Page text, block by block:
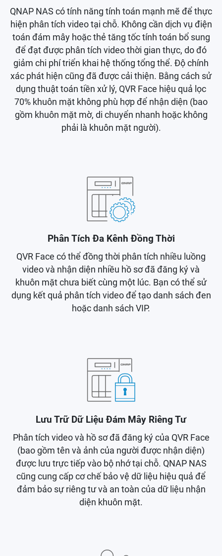
QNAP NAS có tính năng tính toán mạnh mẽ để thực
hiện phân tích video tại chỗ. Không cần dịch vụ điện
toán đám mây hoặc thẻ tăng tốc tính toán bổ sung
để đạt được phân tích video thời gian thực, do đó
giảm chi phí triển khai hệ thống tổng thể. Độ chính
xác phát hiện cũng đã được cải thiện. Bằng cách sử
dụng thuật toán tiền xử lý, QVR Face hiệu quả lọc
70% khuôn mặt không phù hợp để nhận diện (bao
gồm khuôn mặt mờ, di chuyển nhanh hoặc không
phải là khuôn mặt người).
Phân Tích Đa Kênh Đồng Thời
QVR Face có thể đồng thời phân tích nhiều luồng
video và nhận diện nhiều hồ sơ đã đăng ký và
khuôn mặt chưa biết cùng một lúc. Bạn có thể sử
dụng kết quả phân tích video để tạo danh sách đen
hoặc danh sách VIP.
Lưu Trữ Dữ Liệu Đám Mây Riêng Tư
Phân tích video và hồ sơ đã đăng ký của QVR Face
(bao gồm tên và ảnh của người được nhận diện)
được lưu trực tiếp vào bộ nhớ tại chỗ. QNAP NAS
cũng cung cấp cơ chế bảo vệ dữ liệu hiệu quả để
đảm bảo sự riêng tư và an toàn của dữ liệu nhận
diện khuôn mặt.